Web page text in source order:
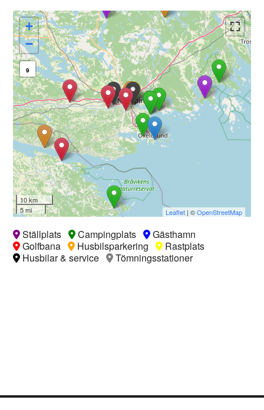
+
−
9
10 km
5 mi
Leaflet| ©OpenStreetMap
Ställplats Campingplats
Gästhamn
Golfbana
Husbilsparkering
Rastplats
Husbilar & service
Tömningsstationer